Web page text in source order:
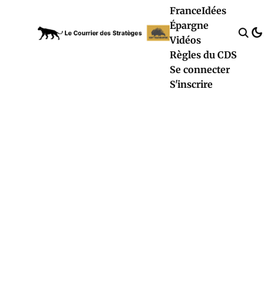
FranceIdées
Épargne
Vidéos
Règles du CDS
Se connecter
S'inscrire